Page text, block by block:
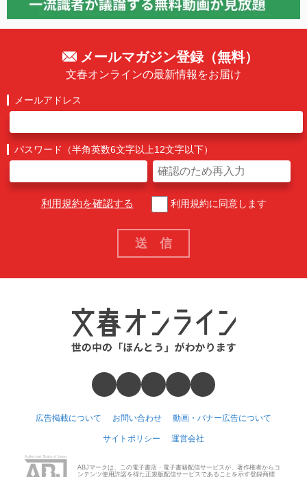
メールマガジン登録（無料）
文春オンラインの最新情報をお届け
メールアドレス
パスワード（半角英数6文字以上12文字以下）
利用規約を確認する 利用規約に同意します
広告掲載について お問い合わせ 動画・バナー広告について
サイトポリシー 運営会社
ABJマークは、この電子書店・電子書籍配信サービスが、著作権者からコ
ンテンツ使用許諾を得た正規版配信サービスであることを示す登録商標